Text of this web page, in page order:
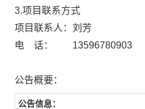
3.项目联系方式
项目联系人：刘芳
电 话： 13596780903
公告概要：
公告信息：